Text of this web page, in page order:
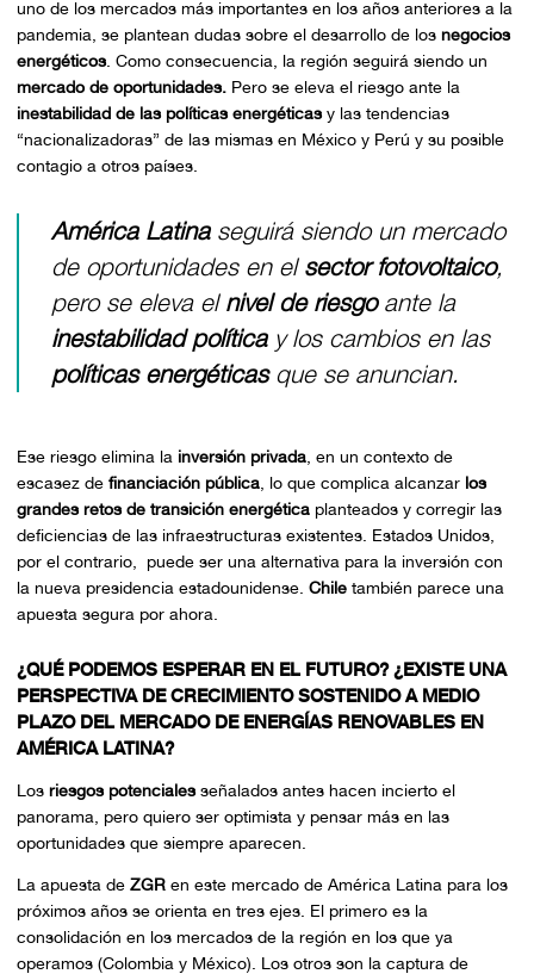
uno de los mercados más importantes en los años anteriores a la
pandemia, se plantean dudas sobre el desarrollo de los negocios
energéticos. Como consecuencia, la región seguirá siendo un
mercado de oportunidades.Pero se eleva el riesgo ante la
inestabilidad de las políticas energéticasy las tendencias
“nacionalizadoras” de las mismas en México y Perú y su posible
contagio a otros países.
América Latinaseguirá siendo un mercado
de oportunidades en el sector fotovoltaico,
pero se eleva el nivel de riesgoante la
inestabilidad políticay los cambios en las
políticas energéticasque se anuncian.
Ese riesgo elimina la inversión privada, en un contexto de
escasez de financiación pública, lo que complica alcanzar los
grandes retos de transición energéticaplanteados y corregir las
deficiencias de las infraestructuras existentes. Estados Unidos,
por el contrario, puede ser una alternativa para la inversión con
la nueva presidencia estadounidense. Chiletambién parece una
apuesta segura por ahora.
¿QUÉ PODEMOS ESPERAR EN EL FUTURO? ¿EXISTE UNA
PERSPECTIVA DE CRECIMIENTO SOSTENIDO A MEDIO
PLAZO DEL MERCADO DE ENERGÍAS RENOVABLES EN
AMÉRICA LATINA?
Los riesgos potencialesseñalados antes hacen incierto el
panorama, pero quiero ser optimista y pensar más en las
oportunidades que siempre aparecen.
La apuesta de ZGR en este mercado de América Latina para los
próximos años se orienta en tres ejes. El primero es la
consolidación en los mercados de la región en los que ya
operamos (Colombia y México). Los otros son la captura de